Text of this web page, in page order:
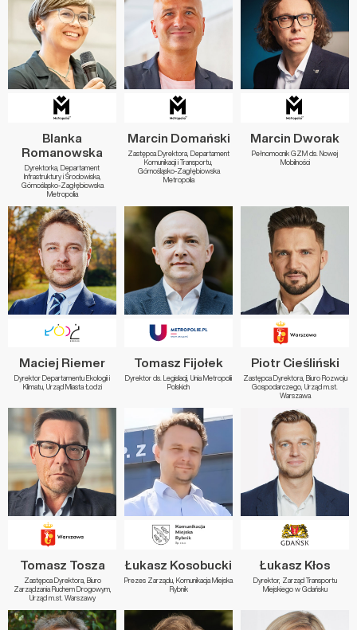
Blanka
Romanowska
Dyrektorka, Departament
Infrastruktury i Środowiska,
Górnośląsko-Zagłębiowska
Metropolia
Marcin Domański
Zastępca Dyrektora, Departament
Komunikacji i Transportu,
Górnośląsko-Zagłębiowska
Metropolia
Marcin Dworak
Pełnomocnik GZM ds. Nowej
Mobilności
Maciej Riemer
Dyrektor Departamentu Ekologii i
Klimatu, Urząd Miasta Łodzi
Tomasz Fijołek
Dyrektor ds. Legislacji, Unia Metropolii
Polskich
Piotr Cieśliński
Zastępca Dyrektora, Biuro Rozwoju
Gospodarczego, Urząd m.st.
Warszawa
Tomasz Tosza
Zastępca Dyrektora, Biuro
Zarządzania Ruchem Drogowym,
Urząd m.st. Warszawy
Łukasz Kosobucki
Prezes Zarządu, Komunikacja Miejska
Rybnik
Łukasz Kłos
Dyrektor, Zarząd Transportu
Miejskiego w Gdańsku